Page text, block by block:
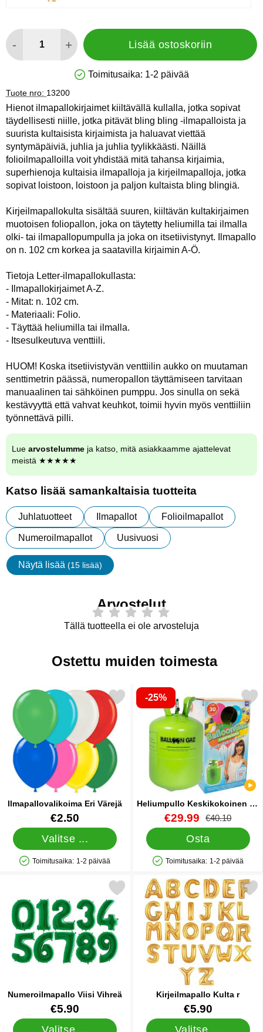
- + Lisää ostoskoriin
Saatavuus: Varastossa
Toimitusaika: 1-2 päivää
Tuote nro: 13200
Hienot ilmapallokirjaimet kiiltävällä kullalla, jotka sopivat
täydellisesti niille, jotka pitävät bling bling -ilmapalloista ja
suurista kultaisista kirjaimista ja haluavat viettää
syntymäpäiviä, juhlia ja juhlia tyylikkäästi. Näillä
folioilmapalloilla voit yhdistää mitä tahansa kirjaimia,
superhienoja kultaisia ilmapalloja ja kirjeilmapalloja, jotka
sopivat loistoon, loistoon ja paljon kultaista bling blingiä.
Kirjeilmapallokulta sisältää suuren, kiiltävän kultakirjaimen
muotoisen foliopallon, joka on täytetty heliumilla tai ilmalla
olki- tai ilmapallopumpulla ja joka on itsetiivistynyt. Ilmapallo
on n. 102 cm korkea ja saatavilla kirjaimin A-Ö.
Tietoja Letter-ilmapallokullasta:
- Ilmapallokirjaimet A-Z.
- Mitat: n. 102 cm.
- Materiaali: Folio.
- Täyttää heliumilla tai ilmalla.
- Itsesulkeutuva venttiili.
HUOM! Koska itsetiivistyvän venttiilin aukko on muutaman
senttimetrin päässä, numeropallon täyttämiseen tarvitaan
manuaalinen tai sähköinen pumppu. Jos sinulla on sekä
kestävyyttä että vahvat keuhkot, toimii hyvin myös venttiiliin
työnnettävä pilli.
Lue arvostelumme ja katso, mitä asiakkaamme ajattelevat
meistä ★★★★★
Katso lisää samankaltaisia tuotteita
Juhlatuotteet Ilmapallot Folioilmapallot
Numeroilmapallot Uusivuosi
Näytä lisää (15 lisää)
ominaisuudet
Arvostelut
Tällä tuotteella ei ole arvosteluja
Ostettu muiden toimesta
Ilmapallovalikoima Eri Värejä
Tuote.nro 15188
€2.50
Valitse ...
Saatavuus: Varastossa
Toimitusaika: 1-2 päivää
Merkitse ilmapallovalikoima Eri Värejä suosikiksi
-25%
Heliumpullo Keskikokoinen 30
palloa (20-25 cm)
Tuote.nro 13479
uusi hinta
€29.99 vanha hinta
€40.10
Osta
Saatavuus: Varastossa
Toimitusaika: 1-2 päivää
Merkitse heliumpullo Keskikokoinen
Numeroilmapallo Viisi Vihreä
Tuote.nro 11173€5.90
Valitse ...
Merkitse numeroilmapallo Viisi Vihreä suosikiksi
Kirjeilmapallo Kulta r
Tuote.nro 10083
€5.90
Valitse ...
Merkitse kirjeilmapallo